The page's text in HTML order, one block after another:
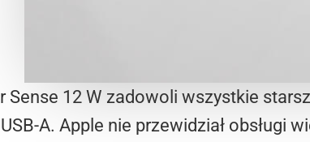
Sense 12 W zadowoli wszystkie
A. Apple nie przewidział obsługi